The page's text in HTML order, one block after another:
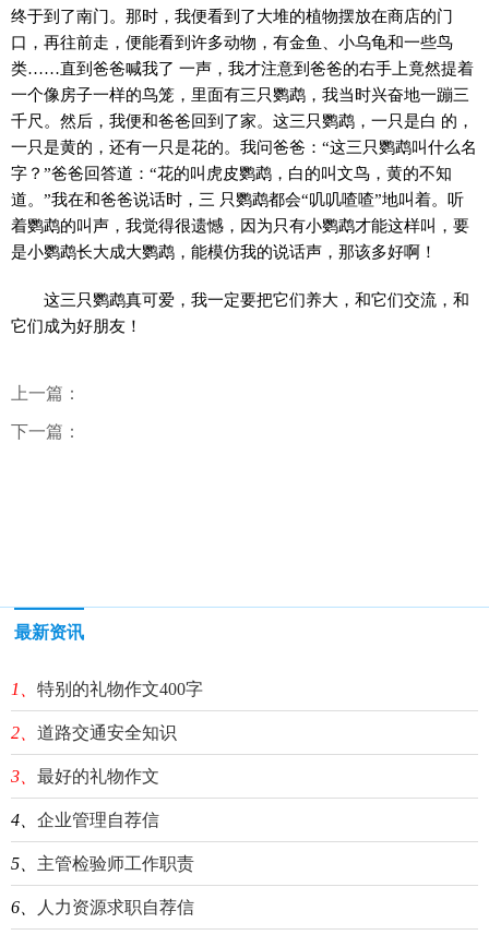
终于到了南门。那时，我便看到了大堆的植物摆放在商店的门
口，再往前走，便能看到许多动物，有金鱼、小乌龟和一些鸟
类……直到爸爸喊我了 一声，我才注意到爸爸的右手上竟然提着
一个像房子一样的鸟笼，里面有三只鹦鹉，我当时兴奋地一蹦三
千尺。然后，我便和爸爸回到了家。这三只鹦鹉，一只是白 的，
一只是黄的，还有一只是花的。我问爸爸：“这三只鹦鹉叫什么名
字？”爸爸回答道：“花的叫虎皮鹦鹉，白的叫文鸟，黄的不知
道。”我在和爸爸说话时，三 只鹦鹉都会“叽叽喳喳”地叫着。听
着鹦鹉的叫声，我觉得很遗憾，因为只有小鹦鹉才能这样叫，要
是小鹦鹉长大成大鹦鹉，能模仿我的说话声，那该多好啊！
这三只鹦鹉真可爱，我一定要把它们养大，和它们交流，和
它们成为好朋友！
上一篇：
下一篇：
最新资讯
1、 特别的礼物作文400字
2、 道路交通安全知识
3、 最好的礼物作文
4、 企业管理自荐信
5、 主管检验师工作职责
6、 人力资源求职自荐信